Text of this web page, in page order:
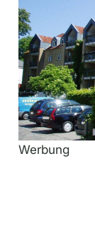
Werbung